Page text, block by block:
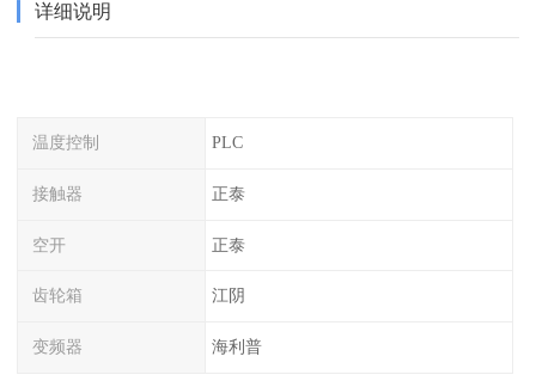
详细说明
温度控制 PLC
接触器 正泰
空开 正泰
齿轮箱 江阴
变频器 海利普